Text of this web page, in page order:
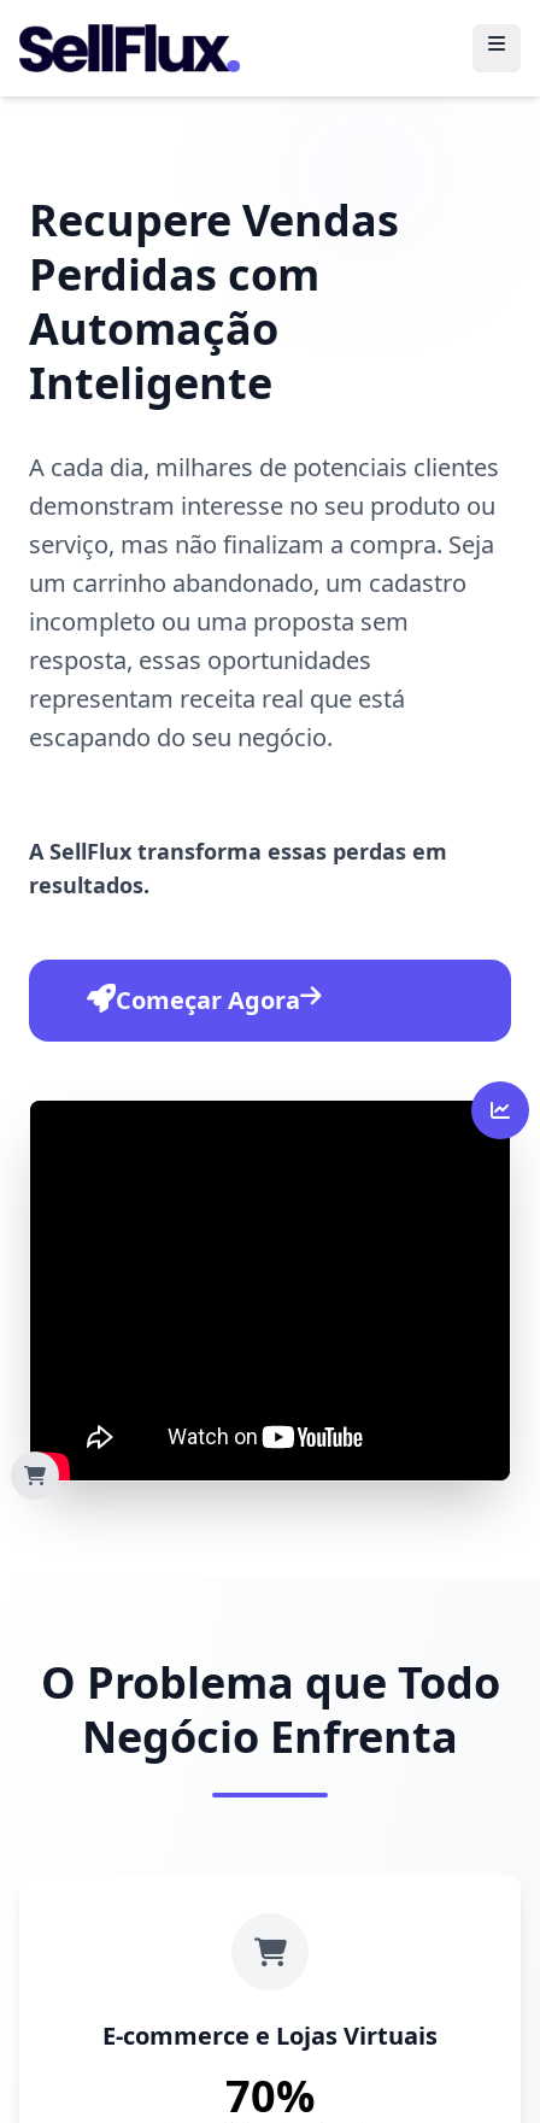
Recupere Vendas
Perdidas com
Automação
Inteligente
A cada dia, milhares de potenciais clientes
demonstram interesse no seu produto ou
serviço, mas não finalizam a compra. Seja
um carrinho abandonado, um cadastro
incompleto ou uma proposta sem
resposta, essas oportunidades
representam receita real que está
escapando do seu negócio.
A SellFlux transforma essas perdas em
resultados.
Começar Agora
O Problema que Todo
Negócio Enfrenta
E-commerce e Lojas Virtuais
70%